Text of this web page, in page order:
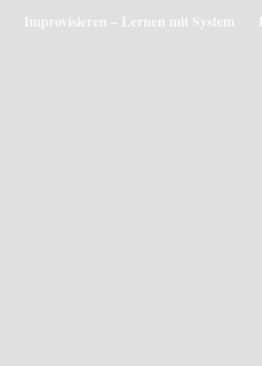
Improvisieren – Lernen mit System